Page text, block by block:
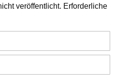
veröffentlicht. Erforderliche